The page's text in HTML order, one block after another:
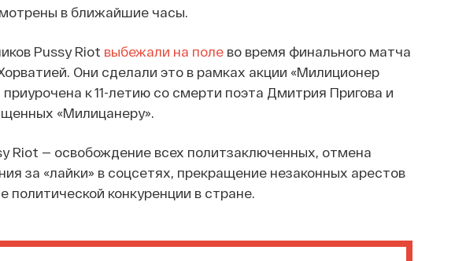
в ближайшие часы.
Pussy Riot выбежали на полево время финального матча
Они сделали это в рамках акции «Милиционер
приурочена к 11-летию со смерти поэта Дмитрия Пригова и
«Милицанеру».
Riot — освобождение всех политзаключенных, отмена
за «лайки» в соцсетях, прекращение незаконных арестов
политической конкуренции в стране.